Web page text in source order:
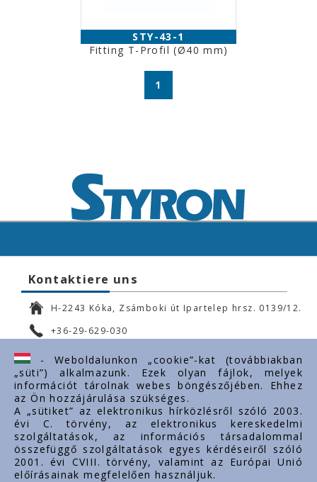
STY-43-1
Fitting T-Profil (Ø40 mm)
1
Kontaktiere uns
H-2243 Kóka, Zsámboki út Ipartelep hrsz. 0139/12.
+36-29-629-030
ertekesites@styron.hu
export@styron.hu
www.styron.hu
Important links
- Weboldalunkon „cookie”-kat (továbbiakban
„süti”) alkalmazunk. Ezek olyan fájlok, melyek
információt tárolnak webes böngészőjében. Ehhez
az Ön hozzájárulása szükséges.
A „sütiket” az elektronikus hírközlésről szóló 2003.
évi C. törvény, az elektronikus kereskedelmi
szolgáltatások, az információs társadalommal
összefüggő szolgáltatások egyes kérdéseiről szóló
2001. évi CVIII. törvény, valamint az Európai Unió
előírásainak megfelelően használjuk.